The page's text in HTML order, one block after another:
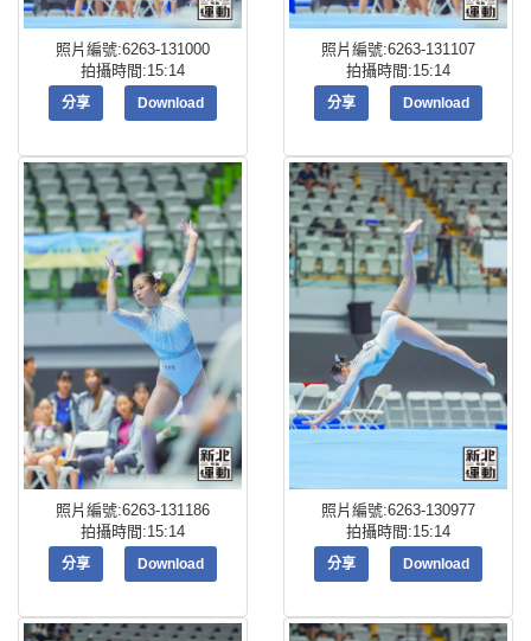
照片編號:6263-131000
拍攝時間:15:14
分享 Download
照片編號:6263-131107
拍攝時間:15:14
分享 Download
照片編號:6263-131186
拍攝時間:15:14
分享 Download
照片編號:6263-130977
拍攝時間:15:14
分享 Download